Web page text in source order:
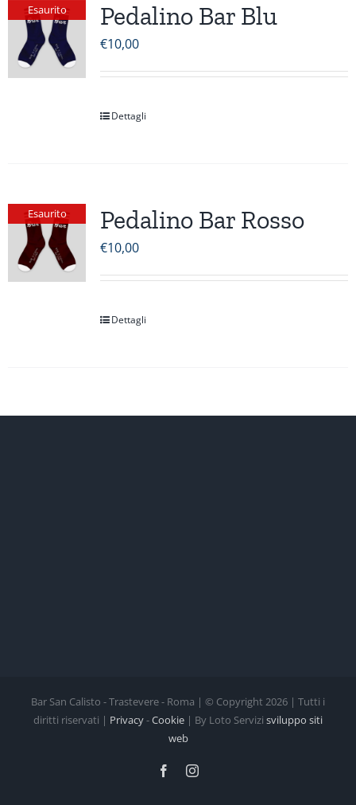
Esaurito Pedalino Bar Blu
€10,00
Dettagli
Esaurito Pedalino Bar Rosso
€10,00
Dettagli
Bar San Calisto - Trastevere - Roma | © Copyright 2026 | Tutti i
diritti riservati | Privacy-Cookie | By Loto Servizi sviluppo siti
web
FacebookInstagram